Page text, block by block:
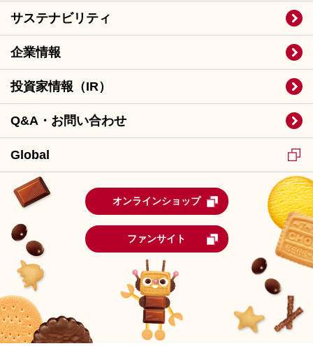
サステナビリティ
企業情報
投資家情報（IR）
Q&A・お問い合わせ
Global
オンラインショップ
ファンサイト